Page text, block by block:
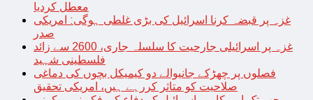
معطل کردیا
غزہ پر قبضہ کرنا اسرائیل کی بڑی غلطی ہوگی: امریکی
صدر
غزہ پر اسرائیلی جارحیت کا سلسلہ جاری، 2600 سے زائد
فلسطینی شہید
فصلوں پر چھڑکے جانیوالے دو کیمیکل بچوں کی دماغی
صلاحیت کو متاثر کررہے ہیں، امریکی تحقیق